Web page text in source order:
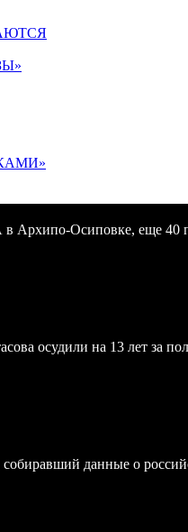
Архипо-Осиповке, еще 40
осудили на 13 лет за
данные о